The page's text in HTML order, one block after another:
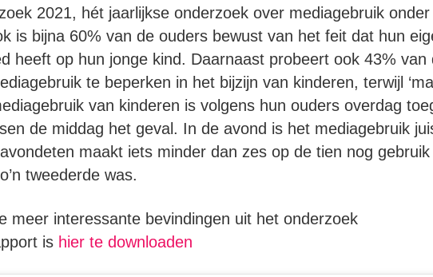
2021, hét jaarlijkse onderzoek over mediagebruik
is bijna 60% van de ouders bewust van het feit dat hun
heeft op hun jonge kind. Daarnaast probeert ook 43% van
te beperken in het bijzijn van kinderen, terwijl
van kinderen is volgens hun ouders overdag
de middag het geval. In de avond is het mediagebruik
maakt iets minder dan zes op de tien nog
tweederde was.
meer interessante bevindingen uit het onderzoek
is hier te downloaden